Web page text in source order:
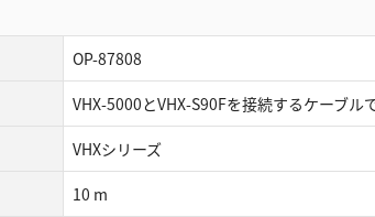
OP-87808
VHX-5000とVHX-S90Fを接続するケーブル
VHXシリーズ
10 m